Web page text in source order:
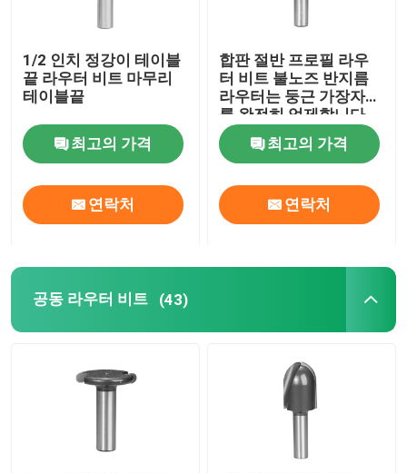
1/2 인치 정강이 테이블
끝 라우터 비트 마무리
테이블끝
최고의 가격
연락처
합판 절반 프로필 라우
터 비트 불노즈 반지름
라우터는 둥근 가장자리
를 완전히 억제합니다
최고의 가격
연락처
공동 라우터 비트 (43)